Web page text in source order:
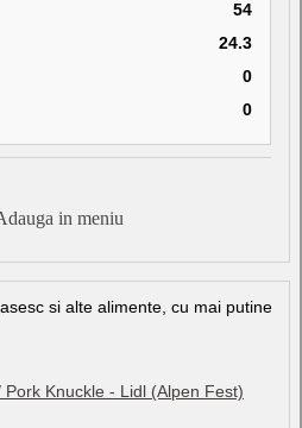
54
24.3
0
0
in meniu
si alte alimente, cu mai putine
Knuckle - Lidl (Alpen Fest)